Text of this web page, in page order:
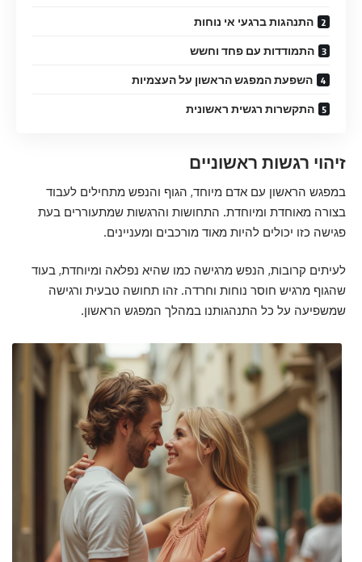
התנהגות ברגעי אי נוחות
התמודדות עם פחד וחשש
השפעת המפגש הראשון על העצמיות
התקשרות רגשית ראשונית
זיהוי רגשות ראשוניים
במפגש הראשון עם אדם מיוחד, הגוף והנפש מתחילים לעבוד
בצורה מאוחדת ומיוחדת. התחושות והרגשות שמתעוררים בעת
פגישה כזו יכולים להיות מאוד מורכבים ומעניינים.
לעיתים קרובות, הנפש מרגישה כמו שהיא נפלאה ומיוחדת, בעוד
שהגוף מרגיש חוסר נוחות וחרדה. זהו תחושה טבעית ורגישה
שמשפיעה על כל התנהגותנו במהלך המפגש הראשון.